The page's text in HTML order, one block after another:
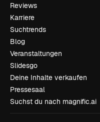
Reviews
Karriere
Suchtrends
Blog
Veranstaltungen
Slidesgo
Deine Inhalte verkaufen
Pressesaal
Suchst du nach magnific.ai